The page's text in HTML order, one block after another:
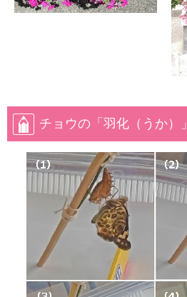
チョウの「羽化（うか）」